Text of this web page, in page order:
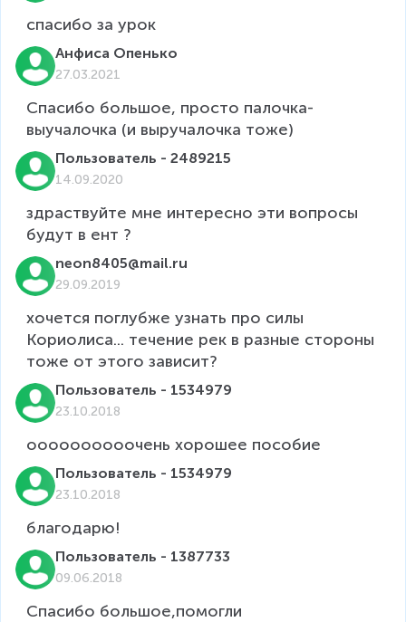
спасибо за урок
Анфиса Опенько
27.03.2021
Спасибо большое, просто палочка-
выучалочка (и выручалочка тоже)
Пользователь - 2489215
14.09.2020
здраствуйте мне интересно эти вопросы
будут в ент ?
neon8405@mail.ru
29.09.2019
хочется поглубже узнать про силы
Кориолиса... течение рек в разные стороны
тоже от этого зависит?
Пользователь - 1534979
23.10.2018
оооооооооочень хорошее пособие
Пользователь - 1534979
23.10.2018
Пользователь - 1387733
09.06.2018
Спасибо большое,помогли